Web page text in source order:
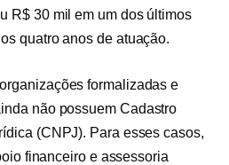
R$ 30 mil em um dos últimos
quatro anos de atuação.
formalizadas e
não possuem Cadastro
(CNPJ). Para esses casos,
financeiro e assessoria